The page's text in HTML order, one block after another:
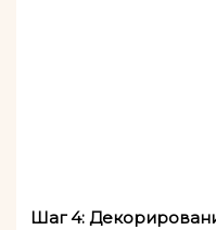
Шаг 4: